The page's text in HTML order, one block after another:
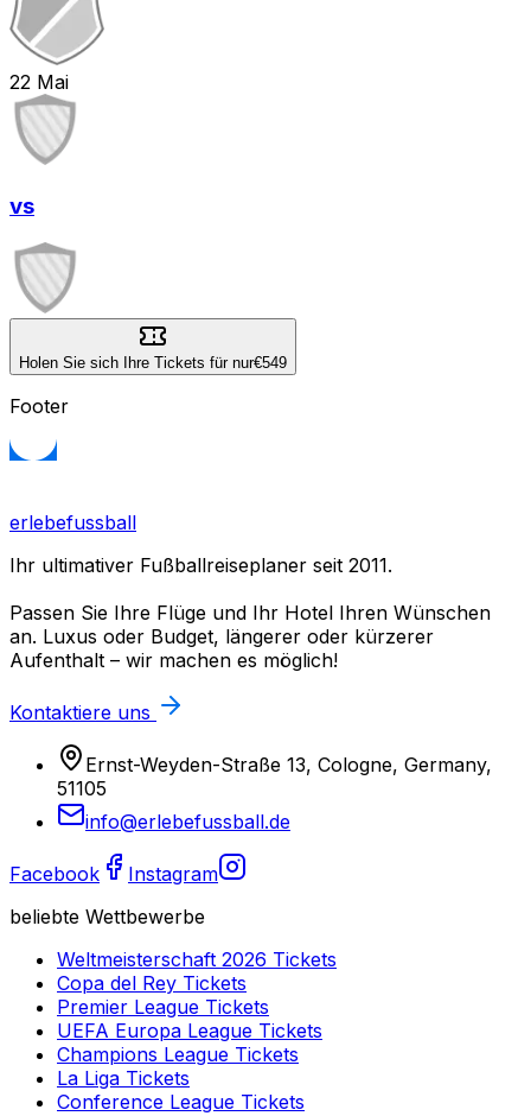
22 Mai
vs
Holen Sie sich Ihre Tickets für nur€549
Footer
erlebefussball
Ihr ultimativer Fußballreiseplaner seit 2011.
Passen Sie Ihre Flüge und Ihr Hotel Ihren Wünschen
an. Luxus oder Budget, längerer oder kürzerer
Aufenthalt – wir machen es möglich!
Kontaktiere uns
Ernst-Weyden-Straße 13, Cologne, Germany,
51105
info@erlebefussball.de
Facebook
Instagram
beliebte Wettbewerbe
Weltmeisterschaft 2026 Tickets
Copa del Rey Tickets
Premier League Tickets
UEFA Europa League Tickets
Champions League Tickets
La Liga Tickets
Conference League Tickets